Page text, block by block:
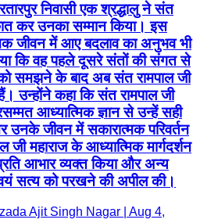
निवासी एक श्रद्धालु ने संत
कर उनका सम्मान किया। इस
जीवन में आए बदलाव का अनुभव भी
कि वह पहले दूसरे संतों की संगत से
समझने के बाद अब संत रामपाल जी
उन्होंने कहा कि संत रामपाल जी
आध्यात्मिक ज्ञान से उन्हें सही
उनके जीवन में सकारात्मक परिवर्तन
महाराज के आध्यात्मिक मार्गदर्शन
आभार व्यक्त किया और अन्य
सत्य को परखने की अपील की।
Ajit Singh Nagar | Aug 4,